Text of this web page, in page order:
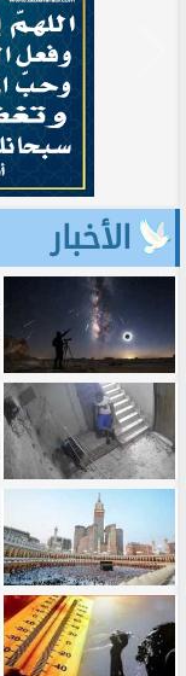
الأخبار